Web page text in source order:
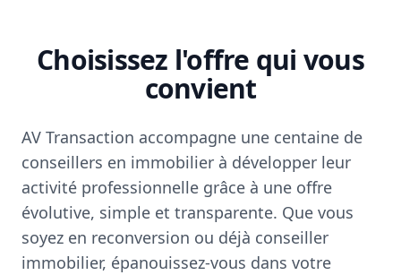
Choisissez l'offre qui vous
convient
AV Transaction accompagne une centaine de
conseillers en immobilier à développer leur
activité professionnelle grâce à une offre
évolutive, simple et transparente. Que vous
soyez en reconversion ou déjà conseiller
immobilier, épanouissez-vous dans votre